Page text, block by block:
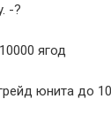
-?
ягод
юнита до